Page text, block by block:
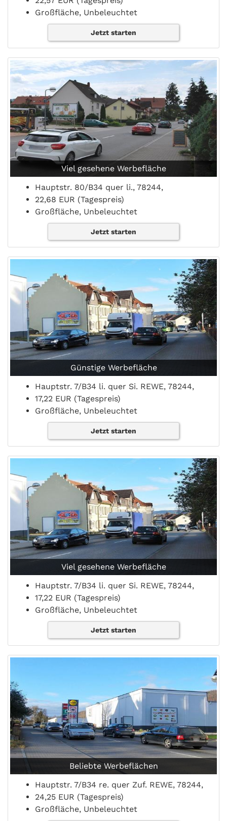
Großfläche, Unbeleuchtet
Jetzt starten
Viel gesehene Werbefläche
Hauptstr. 80/B34 quer li., 78244,
22,68 EUR (Tagespreis)
Großfläche, Unbeleuchtet
Jetzt starten
Günstige Werbefläche
Hauptstr. 7/B34 li. quer Si. REWE, 78244,
17,22 EUR (Tagespreis)
Großfläche, Unbeleuchtet
Jetzt starten
Viel gesehene Werbefläche
Hauptstr. 7/B34 li. quer Si. REWE, 78244,
17,22 EUR (Tagespreis)
Großfläche, Unbeleuchtet
Jetzt starten
Beliebte Werbeflächen
Hauptstr. 7/B34 re. quer Zuf. REWE, 78244,
24,25 EUR (Tagespreis)
Großfläche, Unbeleuchtet